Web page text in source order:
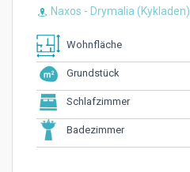
Naxos - Drymalia (Kykladen)
Wohnfläche
Grundstück
Schlafzimmer
Badezimmer